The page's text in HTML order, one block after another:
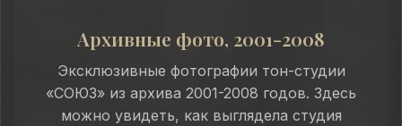
Архивные фото, 2001-2008
Эксклюзивные фотографии тон-студии
«СОЮЗ» из архива 2001-2008 годов. Здесь
можно увидеть, как выглядела студия